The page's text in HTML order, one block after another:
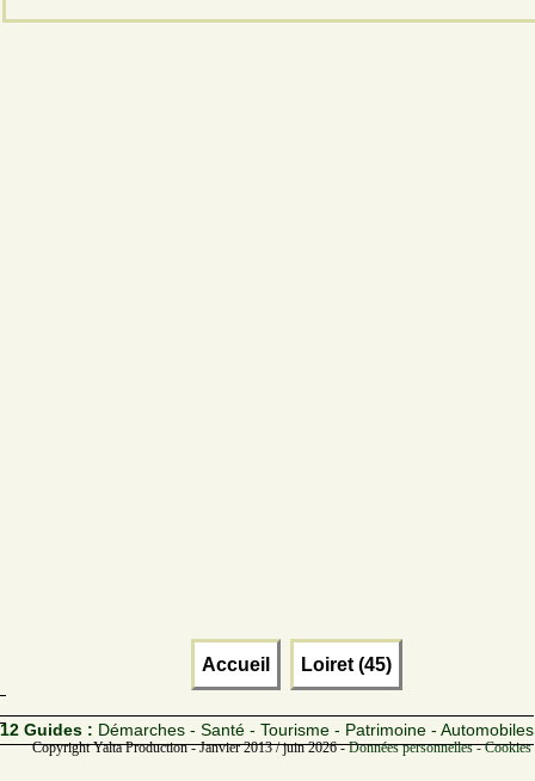
Accueil Loiret (45)
12 Guides : Démarches - Santé - Tourisme - Patrimoine - Automobiles
Copyright Yalta Production - Janvier 2013 / juin 2026 -Données personnelles -